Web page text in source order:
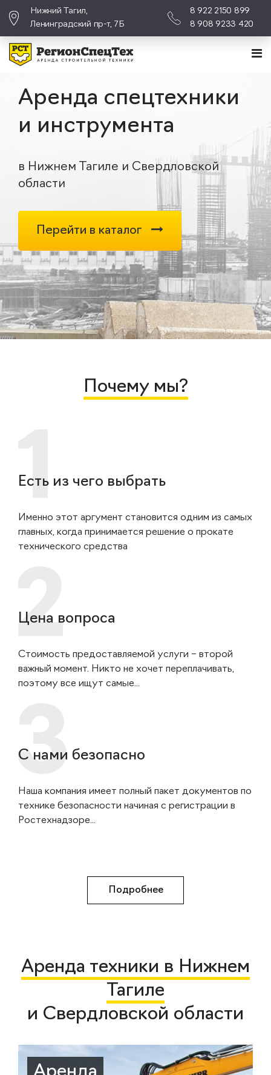
Нижний Тагил,
Ленинградский пр-т, 7Б
8 922 2150 899
8 908 9233 420
Аренда спецтехники
и инструмента
в Нижнем Тагиле и Свердловской
области
Перейти в каталог
Почему мы?
Есть из чего выбрать
Именно этот аргумент становится одним из самых
главных, когда принимается решение о прокате
технического средства
Цена вопроса
Стоимость предоставляемой услуги – второй
важный момент. Никто не хочет переплачивать,
поэтому все ищут самые...
С нами безопасно
Наша компания имеет полный пакет документов по
технике безопасности начиная с регистрации в
Ростехнадзоре...
Подробнее
Аренда техники в Нижнем
Тагиле
и Свердловской области